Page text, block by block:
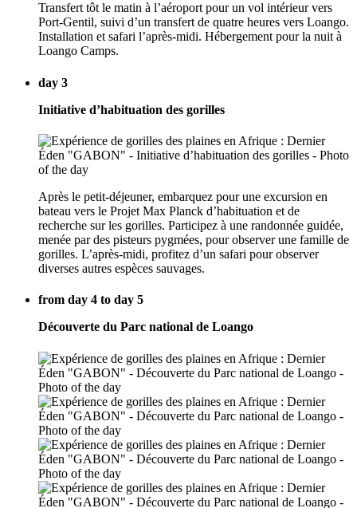
Transfert tôt le matin à l’aéroport pour un vol intérieur vers
Port-Gentil, suivi d’un transfert de quatre heures vers Loango.
Installation et safari l’après-midi. Hébergement pour la nuit à
Loango Camps.
day 3
Initiative d’habituation des gorilles
Après le petit-déjeuner, embarquez pour une excursion en
bateau vers le Projet Max Planck d’habituation et de
recherche sur les gorilles. Participez à une randonnée guidée,
menée par des pisteurs pygmées, pour observer une famille de
gorilles. L’après-midi, profitez d’un safari pour observer
diverses autres espèces sauvages.
from day 4 to day 5
Découverte du Parc national de Loango